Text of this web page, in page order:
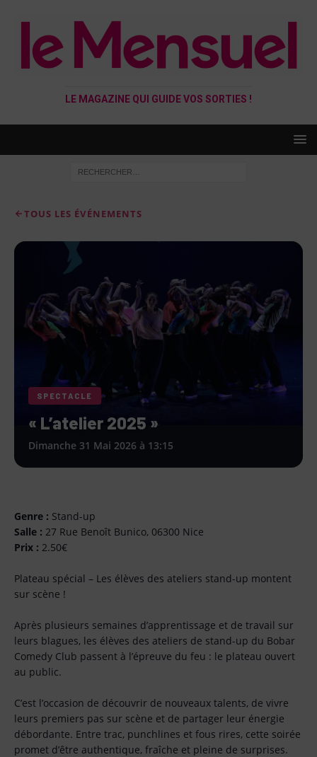
LE MAGAZINE QUI GUIDE VOS SORTIES !
TOUS LES ÉVÉNEMENTS
SPECTACLE
« L’atelier 2025 »
Dimanche 31 Mai 2026 à 13:15
Genre : Stand-up
Salle : 27 Rue Benoît Bunico, 06300 Nice
Prix : 2.50€
Plateau spécial – Les élèves des ateliers stand-up montent
sur scène !
Après plusieurs semaines d’apprentissage et de travail sur
leurs blagues, les élèves des ateliers de stand-up du Bobar
Comedy Club passent à l’épreuve du feu : le plateau ouvert
au public.
C’est l’occasion de découvrir de nouveaux talents, de vivre
leurs premiers pas sur scène et de partager leur énergie
débordante. Entre trac, punchlines et fous rires, cette soirée
promet d’être authentique, fraîche et pleine de surprises.